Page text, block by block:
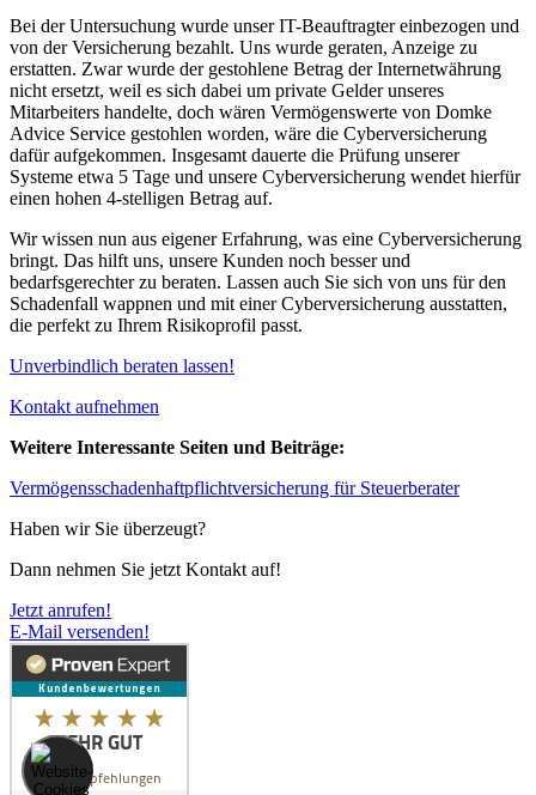
Bei der Untersuchung wurde unser IT-Beauftragter einbezogen und
von der Versicherung bezahlt. Uns wurde geraten, Anzeige zu
erstatten. Zwar wurde der gestohlene Betrag der Internetwährung
nicht ersetzt, weil es sich dabei um private Gelder unseres
Mitarbeiters handelte, doch wären Vermögenswerte von Domke
Advice Service gestohlen worden, wäre die Cyberversicherung
dafür aufgekommen. Insgesamt dauerte die Prüfung unserer
Systeme etwa 5 Tage und unsere Cyberversicherung wendet hierfür
einen hohen 4-stelligen Betrag auf.
Wir wissen nun aus eigener Erfahrung, was eine Cyberversicherung
bringt. Das hilft uns, unsere Kunden noch besser und
bedarfsgerechter zu beraten. Lassen auch Sie sich von uns für den
Schadenfall wappnen und mit einer Cyberversicherung ausstatten,
die perfekt zu Ihrem Risikoprofil passt.
Unverbindlich beraten lassen!
Kontakt aufnehmen
Weitere Interessante Seiten und Beiträge:
Vermögensschadenhaftpflichtversicherung für Steuerberater
Haben wir Sie überzeugt?
Dann nehmen Sie jetzt Kontakt auf!
Jetzt anrufen!
E-Mail versenden!